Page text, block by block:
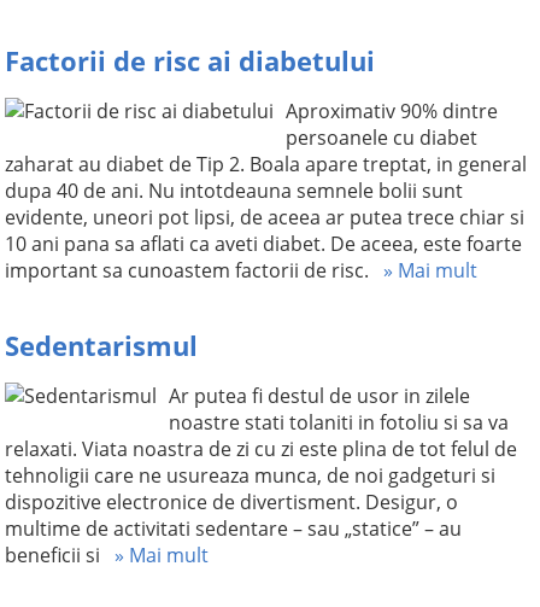
Factorii de risc ai diabetului
Aproximativ 90% dintre
persoanele cu diabet
zaharat au diabet de Tip 2. Boala apare treptat, in general
dupa 40 de ani. Nu intotdeauna semnele bolii sunt
evidente, uneori pot lipsi, de aceea ar putea trece chiar si
10 ani pana sa aflati ca aveti diabet. De aceea, este foarte
important sa cunoastem factorii de risc. » Mai mult
Sedentarismul
Ar putea fi destul de usor in zilele
noastre stati tolaniti in fotoliu si sa va
relaxati. Viata noastra de zi cu zi este plina de tot felul de
tehnoligii care ne usureaza munca, de noi gadgeturi si
dispozitive electronice de divertisment. Desigur, o
multime de activitati sedentare – sau „statice” – au
beneficii si » Mai mult